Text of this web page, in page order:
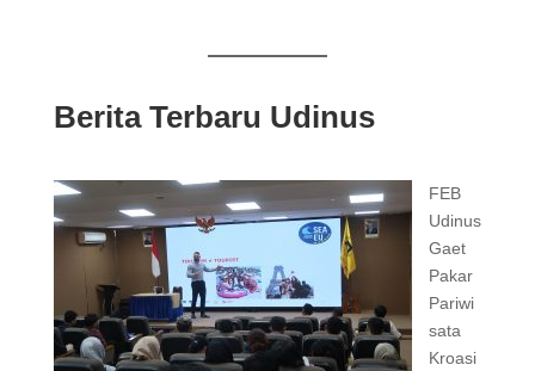
Berita Terbaru Udinus
FEB
Udinus
Gaet
Pakar
Pariwi
sata
Kroasi